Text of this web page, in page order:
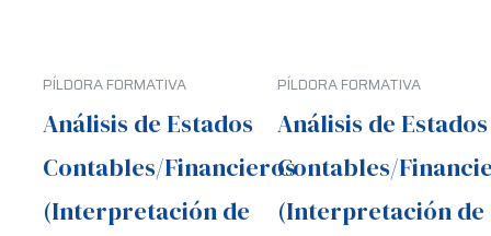
PÍLDORA FORMATIVA
Análisis de Estados
Contables/Financieros
(Interpretación de
PÍLDORA FORMATIVA
Análisis de Estados
Contables/
(Interpretación de